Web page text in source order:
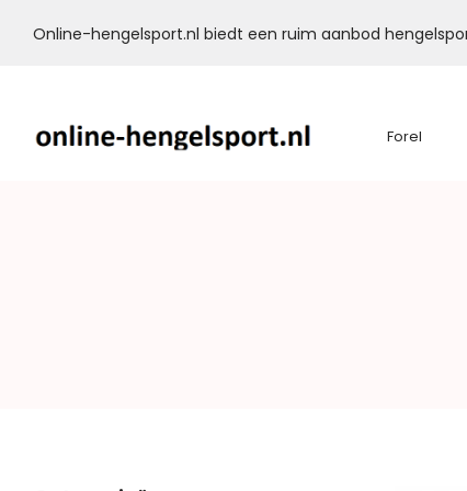
Online-hengelsport.nl biedt een ruim aanbod
Forel